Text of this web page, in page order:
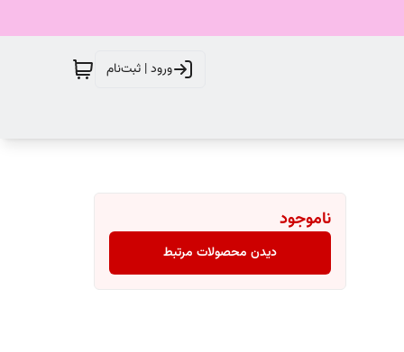
ورود | ثبت‌نام
ناموجود
دیدن محصولات مرتبط